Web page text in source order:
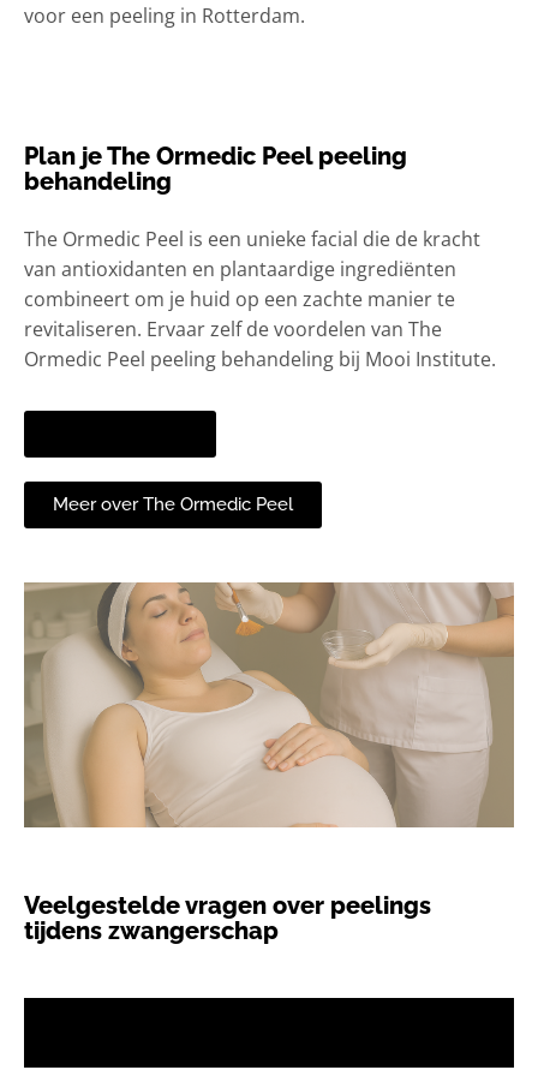
voor een peeling in Rotterdam.
Plan je The Ormedic Peel peeling
behandeling
The Ormedic Peel is een unieke facial die de kracht
van antioxidanten en plantaardige ingrediënten
combineert om je huid op een zachte manier te
revitaliseren. Ervaar zelf de voordelen van The
Ormedic Peel peeling behandeling bij Mooi Institute.
Meer over The Ormedic Peel
Veelgestelde vragen over peelings
tijdens zwangerschap